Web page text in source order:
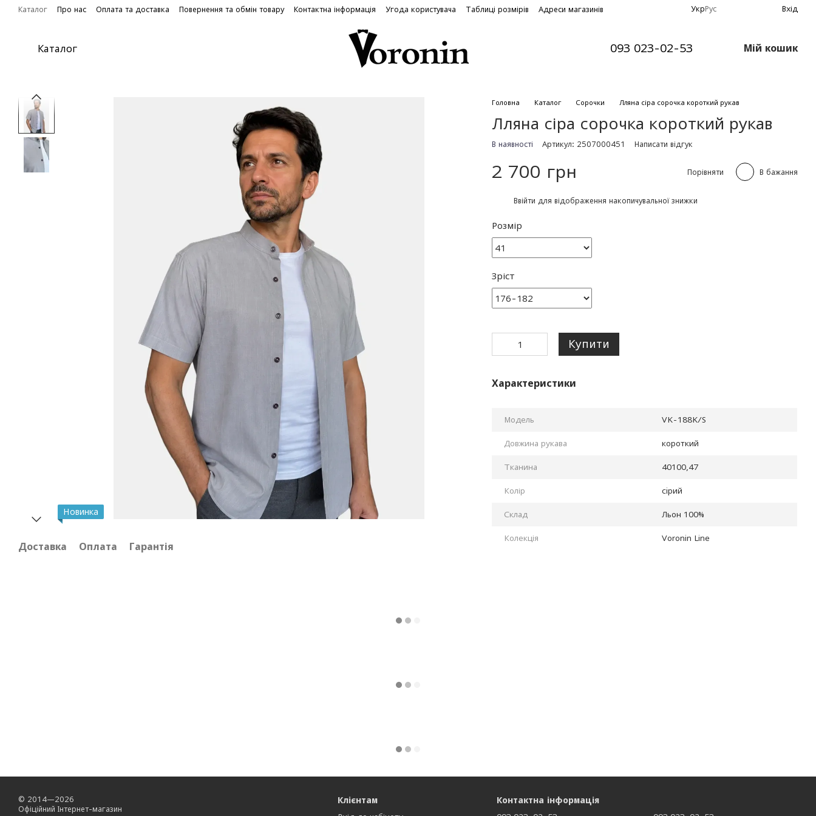
Перейти до основного контенту
Каталог Про нас Оплата та доставка Повернення та обмін товару Контактна інформація Угода користувача Таблиці розмірів Адреси магазинів УкрРус Вхід
Каталог 093 023-02-53 Мій кошик
Новинка
Доставка Оплата Гарантія
Головна Каталог Сорочки Лляна сіра сорочка короткий рукав
Лляна сіра сорочка короткий рукав
В наявності Артикул: 2507000451 Написати відгук
2 700 грн Порівняти В бажання
Ввійти для відображення накопичувальної знижки
Розмір
Зріст
Купити
Характеристики
Модель VK-188K/S
Довжина рукава короткий
Тканина 40100,47
Колір сiрий
Склад Льон 100%
Колекція Voronin Line
© 2014—2026
Офіційний Інтернет-магазин
Клієнтам Контактна інформація